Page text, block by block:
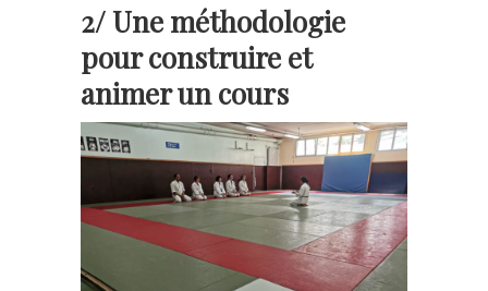
2/ Une méthodologie
pour construire et
animer un cours